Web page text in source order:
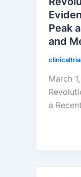
Peak
and
March
a